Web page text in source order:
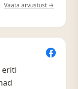
Vaata arvustust →
eriti